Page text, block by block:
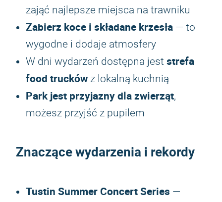
zająć najlepsze miejsca na trawniku
Zabierz koce i składane krzesła — to
wygodne i dodaje atmosfery
W dni wydarzeń dostępna jest strefa
food trucków z lokalną kuchnią
Park jest przyjazny dla zwierząt,
możesz przyjść z pupilem
Znaczące wydarzenia i rekordy
Tustin Summer Concert Series —